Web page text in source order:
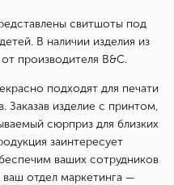
свитшоты под
В наличии изделия из
производителя B&C.
подходят для печати
Заказав изделие с принтом,
сюрприз для близких
заинтересует
ваших сотрудников
отдел маркетинга —